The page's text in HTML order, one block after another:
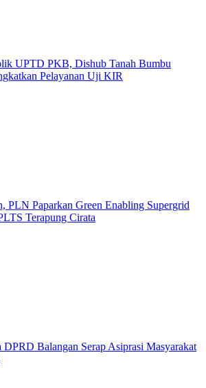
UPTD PKB, Dishub Tanah Bumbu
Pelayanan Uji KIR
PLN Paparkan Green Enabling Supergrid
Terapung Cirata
DPRD Balangan Serap Asiprasi Masyarakat